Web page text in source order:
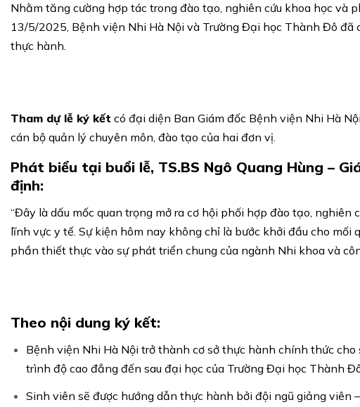
Nhằm tăng cường hợp tác trong đào tạo, nghiên cứu khoa học và
13/5/2025, Bệnh viện Nhi Hà Nội và Trường Đại học Thành Đô
thực hành.
Tham dự lễ ký kết có đại diện Ban Giám đốc Bệnh viện Nhi Hà
cán bộ quản lý chuyên môn, đào tạo của hai đơn vị.
Phát biểu tại buổi lễ, TS.BS Ngô Quang Hùng –
định:
“Đây là dấu mốc quan trọng mở ra cơ hội phối hợp đào tạo,
lĩnh vực y tế. Sự kiện hôm nay không chỉ là bước khởi đầu cho
phần thiết thực vào sự phát triển chung của ngành Nhi khoa và
Theo nội dung ký kết:
Bệnh viện Nhi Hà Nội trở thành cơ sở thực hành chính thức
trình độ cao đẳng đến sau đại học của Trường Đại học Thành
Sinh viên sẽ được hướng dẫn thực hành bởi đội ngũ giảng viên